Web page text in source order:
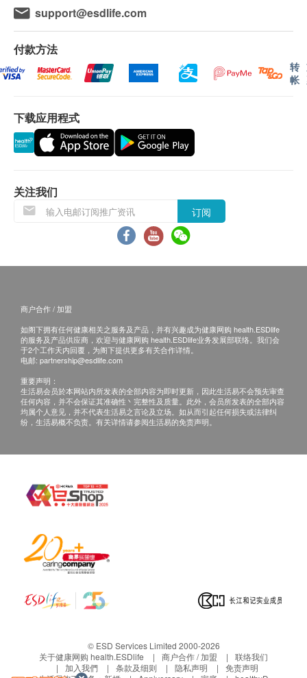
同型半胱氨酸
α-羟丁酸脱氢酶
肌酸激酶
肌酸激酶同工酶
高敏感丙种反应蛋白
乳酸脱氢酶同工酶1
十二导联心电图
低放射剂量胸腔检查
低放射剂量头部检查
骨质密度检查
超声骨质密度检测
2 基本项目
基本健康评估
体重
体脂肪率
耳鼻喉检查
内科检查
外科检查
载脂蛋白A1
载脂蛋白B
体检报告为简体中文版本。
体检报告会在体检后7~14个工作日内发送，客户
可选择以下途径查看体检报告：
出具体检报告后，深圳企鹅门诊部会发送提醒
讯息至客户预留的手机号短信息内，微信小程
预留E-mail，深圳企鹅门诊部会在报告完成后
发送至客人电邮地址。
体检报告出具后可预约医生讲解报告，客户可选择
电话讲解：需至少提前1日预约具体时间
（WhatsApp：+86 19076182486），医生会按
预约时间主动联络客户。
当面讲解：需至少提前1日预约具体时间
（WhatsApp：+86 19076182486），体检人在
如有争议，健康网购health.ESDlife 及深圳企鹅门诊
部保留最后决定权。
途。当阁下身体健康出现任何疾病徵兆时，应立即
咨询有认可资格的医生，作出诊断及治疗。
本服务/产品由商户提供。生活易【健康网购
health.ESDlife概不负责。一切有关的索偿或查
support@esdlife.com
付款方法
转
帐
下载应用程式
关注我们
订阅
商户合作 / 加盟
如阁下拥有任何健康相关之服务及产品，并有兴趣成为健康网购 health.ESDlife
的服务及产品供应商，欢迎与健康网购 health.ESDlife业务发展部联络。我们会
于2个工作天内回覆，为阁下提供更多有关合作详情。
电邮: partnership@esdlife.com
重要声明：
生活易会员於本网站内所发表的全部内容为即时更新，因此生活易不会预先审查
任何内容，并不会保证其准确性丶完整性及质量。此外，会员所发表的全部内容
均属个人意见，并不代表生活易之言论及立场。如从而引起任何损失或法律纠
纷，生活易概不负责。有关详情请参阅生活易的免责声明。
© ESD Services Limited 2000-2026
关于健康网购 health.ESDlife
商户合作 / 加盟
联络我们
加入我們
条款及细则 隐私声明
免责声明